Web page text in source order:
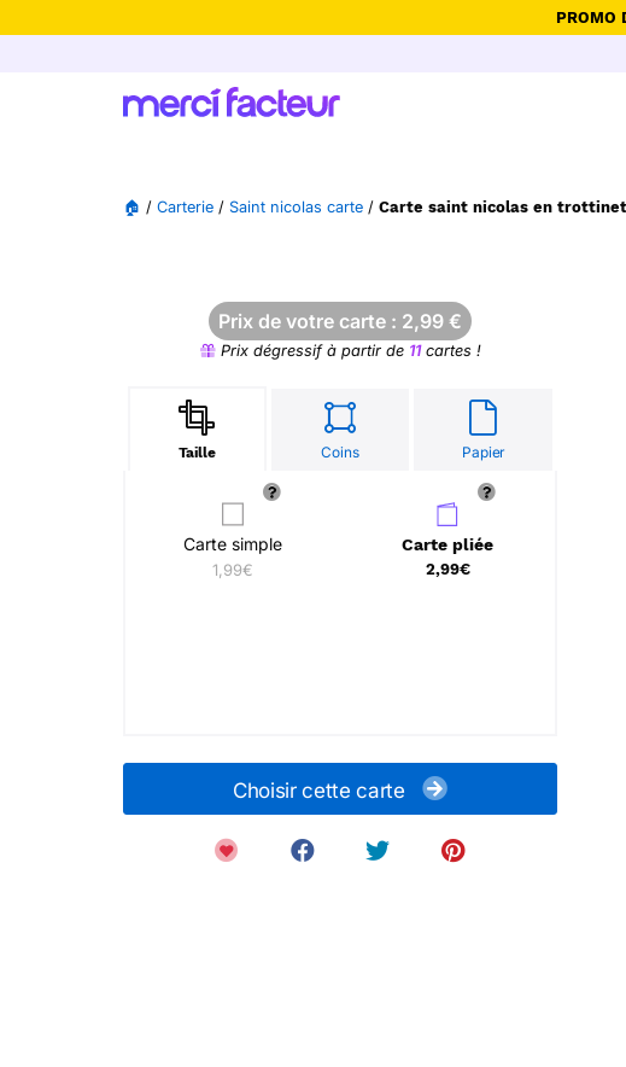
PROMO
🏠 / Carterie / Saint nicolas carte / Carte saint nicolas en
Prix de votre carte : 2,99 €
Prix dégressif à partir de 11cartes !
Taille Coins Papier
Carte simple
1,99€
Carte pliée
2,99€
Choisir cette carte